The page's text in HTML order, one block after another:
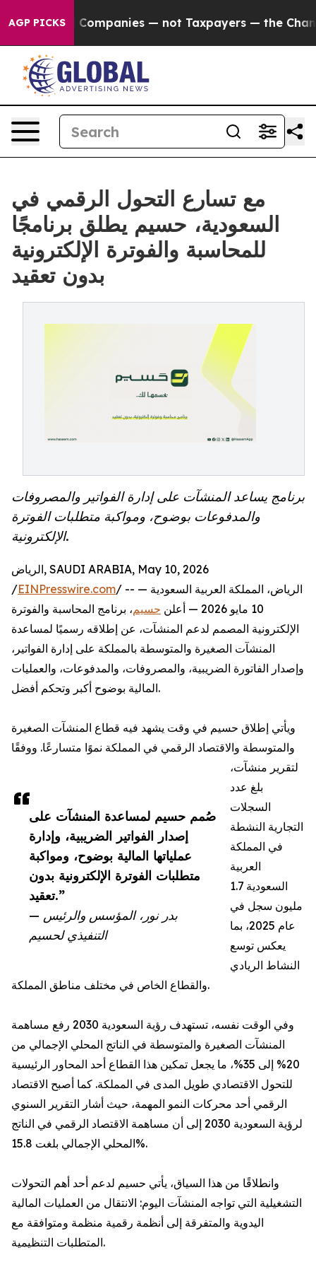
AGP PICKS
oil Companies — not Taxpayers — the Chance
مع تسارع التحول الرقمي في
السعودية، حسيم يطلق برنامجًا
للمحاسبة والفوترة الإلكترونية
بدون تعقيد
برنامج يساعد المنشآت على إدارة الفواتير والمصروفات
والمدفوعات بوضوح، ومواكبة متطلبات الفوترة
الإلكترونية.
صُمم حسيم لمساعدة المنشآت على
إصدار الفواتير الضريبية، وإدارة
عملياتها المالية بوضوح، ومواكبة
متطلبات الفوترة الإلكترونية بدون
تعقيد.”
— بدر نور، المؤسس والرئيس
التنفيذي لحسيم
الرياض, SAUDI ARABIA, May 10, 2026
/EINPresswire.com/ -- الرياض، المملكة العربية السعودية —
10 مايو 2026 — أعلن
حسيم، برنامج المحاسبة والفوترة
الإلكترونية المصمم لدعم المنشآت، عن إطلاقه رسميًا لمساعدة
المنشآت الصغيرة والمتوسطة بالمملكة على إدارة الفواتير،
وإصدار الفاتورة الضريبية، والمصروفات، والمدفوعات، والعمليات
المالية بوضوح أكبر وتحكم أفضل.
ويأتي إطلاق حسيم في وقت يشهد فيه قطاع المنشآت الصغيرة
والمتوسطة والاقتصاد الرقمي في المملكة نموًا متسارعًا. ووفقًا
لتقرير منشآت،
بلغ عدد
السجلات
التجارية النشطة
في المملكة
العربية
السعودية 1.7
مليون سجل في
عام 2025، بما
يعكس توسع
النشاط الريادي
والقطاع الخاص في مختلف مناطق المملكة.
وفي الوقت نفسه، تستهدف رؤية السعودية 2030 رفع مساهمة
المنشآت الصغيرة والمتوسطة في الناتج المحلي الإجمالي من
20% إلى 35%، ما يجعل تمكين هذا القطاع أحد المحاور الرئيسية
للتحول الاقتصادي طويل المدى في المملكة. كما أصبح الاقتصاد
الرقمي أحد محركات النمو المهمة، حيث أشار التقرير السنوي
لرؤية السعودية 2030 إلى أن مساهمة الاقتصاد الرقمي في الناتج
المحلي الإجمالي بلغت 15.8%.
وانطلاقًا من هذا السياق، يأتي حسيم لدعم أحد أهم التحولات
التشغيلية التي تواجه المنشآت اليوم: الانتقال من العمليات المالية
اليدوية والمتفرقة إلى أنظمة رقمية منظمة ومتوافقة مع
المتطلبات التنظيمية.